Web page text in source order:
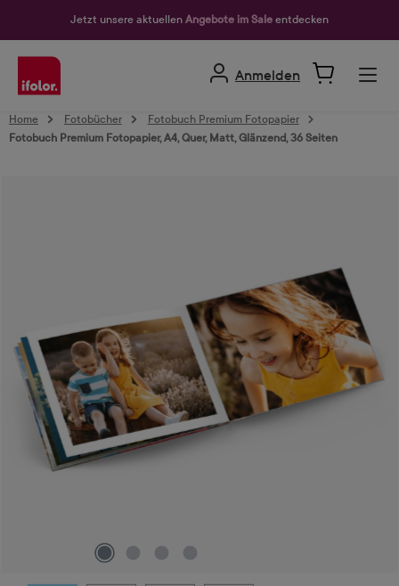
Jetzt unsere aktuellen Angebote im Sale entdecken
Anmelden
Home Fotobücher
Fotobuch Premium Fotopapier
Fotobuch Premium Fotopapier, A4, Quer, Matt, Glänzend, 36 Seiten